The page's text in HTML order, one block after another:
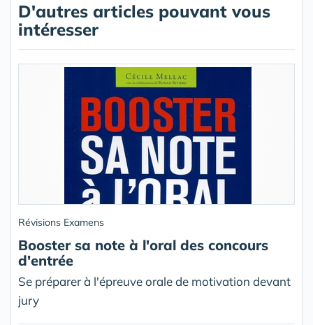
D'autres articles pouvant vous
intéresser
Révisions Examens
Booster sa note à l'oral des concours
d'entrée
Se préparer à l'épreuve orale de motivation devant
jury